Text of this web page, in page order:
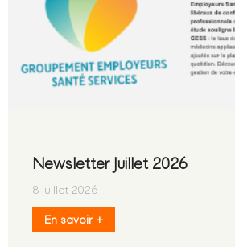
Newsletter Juillet 2026
8 juillet 2026
En savoir +